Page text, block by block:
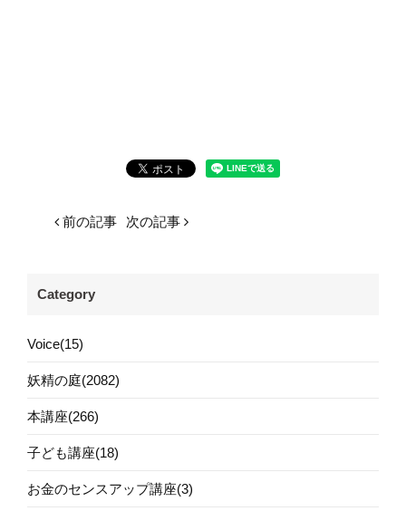
前の記事 次の記事
Category
Voice(15)
妖精の庭(2082)
本講座(266)
子ども講座(18)
お金のセンスアップ講座(3)